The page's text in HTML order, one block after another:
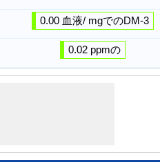
0.00 血液/ mgでのDM-3
0.02 ppmの